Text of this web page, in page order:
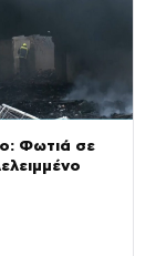
Φωτιά σε